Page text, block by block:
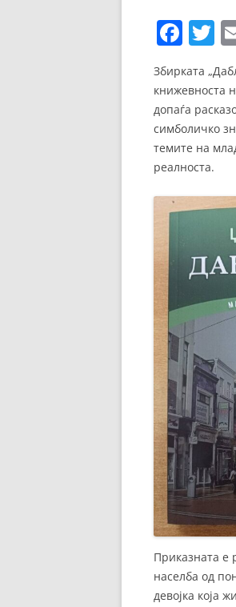
F
c
e
b
o
k
T
w
Збирката
книжевноста
допаѓа
симболичко
темите на
реалноста.
Приказната е
населба од
девојка која